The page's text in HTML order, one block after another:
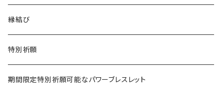
恋愛でライバルに勝ちたい
辰年
巳年
午年
縁結び
特別祈願
期間限定特別祈願可能なパワーブレスレット